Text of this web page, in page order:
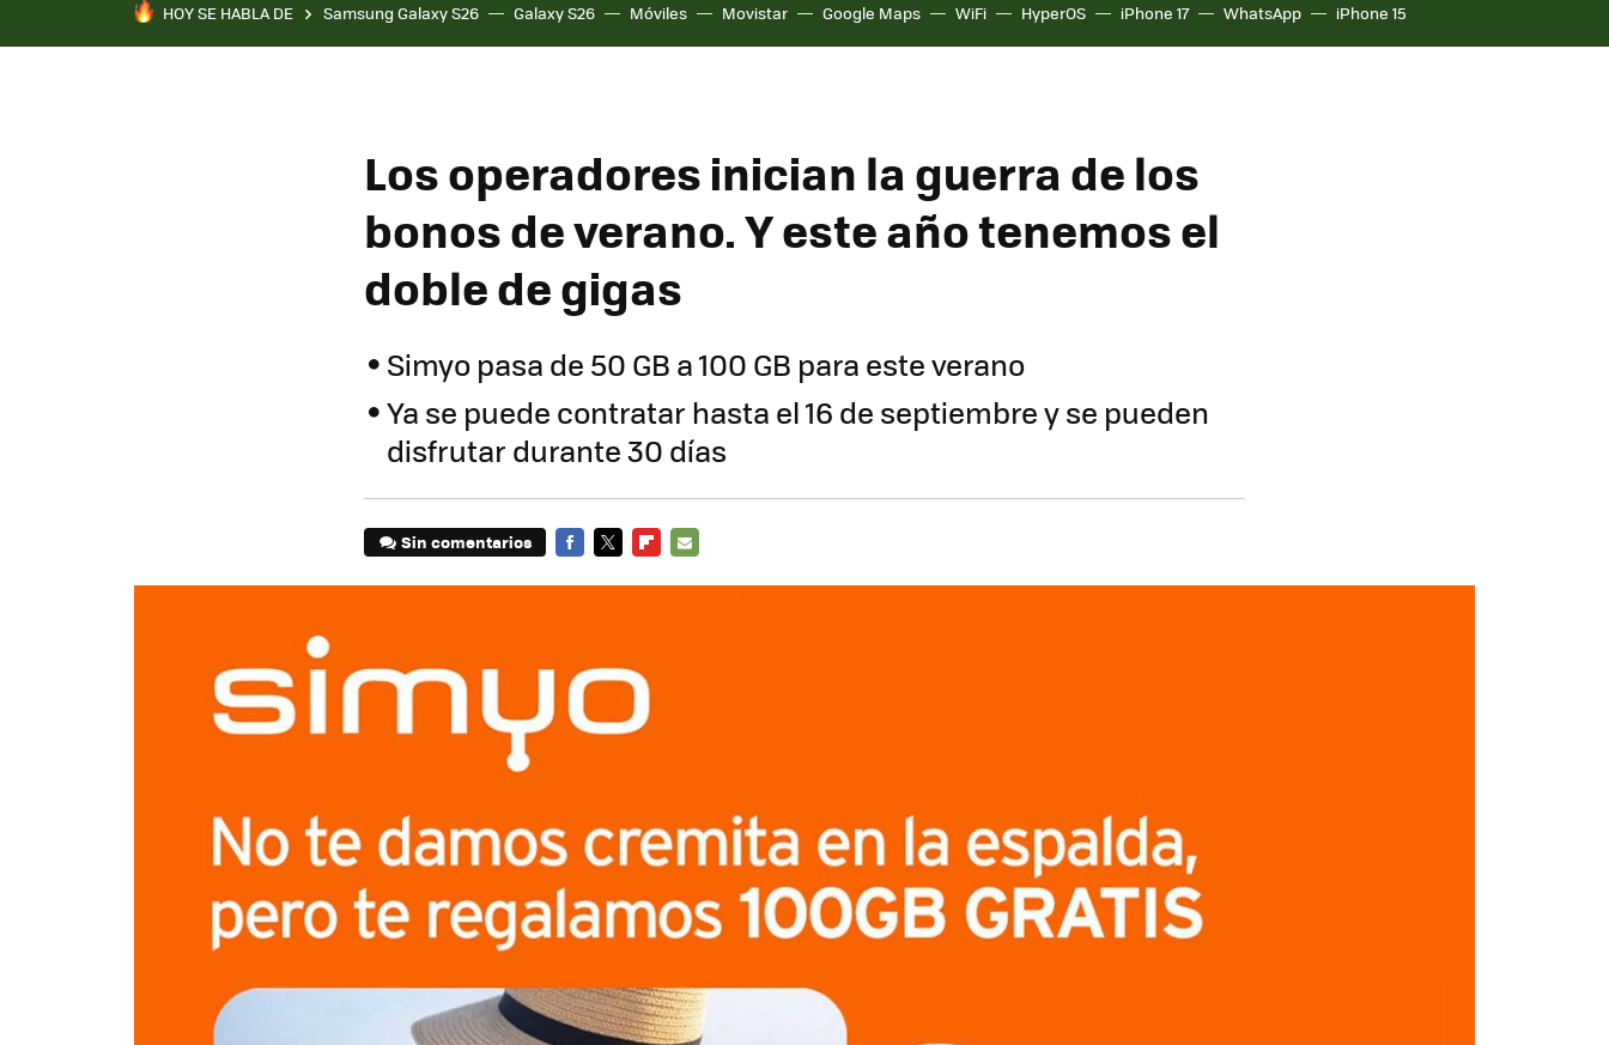
HOY SE HABLA DE Samsung Galaxy S26 Galaxy S26 Móviles Movistar Google Maps WiFi HyperOS iPhone 17 WhatsApp iPhone 15
Los operadores inician la guerra de los
bonos de verano. Y este año tenemos el
doble de gigas
Simyo pasa de 50 GB a 100 GB para este verano
Ya se puede contratar hasta el 16 de septiembre y se pueden
disfrutar durante 30 días
Sin comentarios